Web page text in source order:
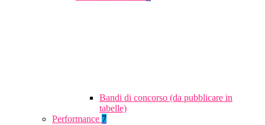
Bandi di concorso (da pubblicare in
tabelle)
Performance 7